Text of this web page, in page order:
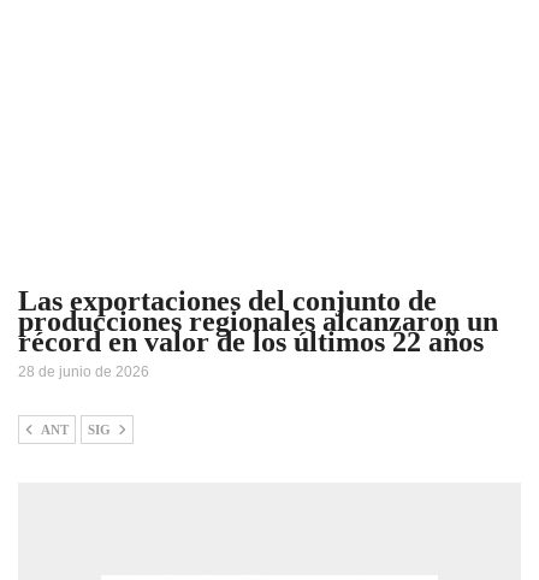
Las exportaciones del conjunto de
producciones regionales alcanzaron un
récord en valor de los últimos 22 años
28 de junio de 2026
ANT SIG